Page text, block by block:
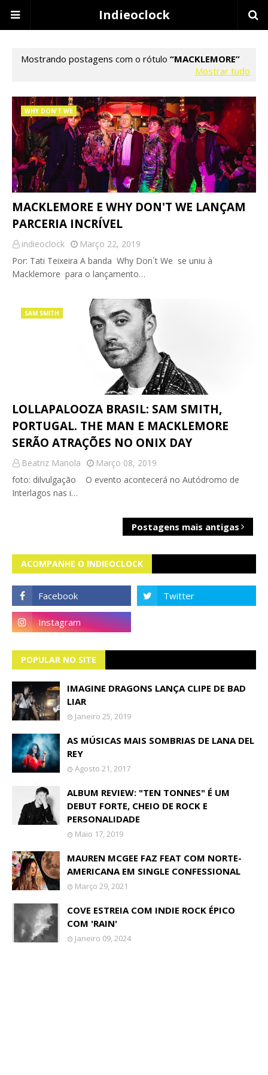
Indieoclock
Mostrando postagens com o rótulo
MACKLEMORE
Mostrar tudo
WHY DON'T WE
MACKLEMORE E WHY DON'T WE LANÇAM
PARCERIA INCRÍVEL
indieoclock
Março 22, 2019
Por: Tati Teixeira A banda Why Don´t We se uniu à
Macklemore para o lançamento…
SAM SMITH
LOLLAPALOOZA BRASIL: SAM SMITH,
PORTUGAL. THE MAN E MACKLEMORE
SERÃO ATRAÇÕES NO ONIX DAY
Beatriz Manola
Março 08, 2019
foto: dilvulgação O evento acontecerá no Autódromo de
Interlagos nas i…
Postagens mais antigas
ACOMPANHE O INDIEOCLOCK
POPULAR NO SITE
IMAGINE DRAGONS LANÇA CLIPE DE BAD
LIAR
Janeiro 25, 2019
AS MÚSICAS MAIS SOMBRIAS DE LANA DEL
REY
Agosto 21, 2017
ALBUM REVIEW: "TEN TONNES" É UM
DEBUT FORTE, CHEIO DE ROCK E
PERSONALIDADE
Maio 17, 2019
MAUREN MCGEE FAZ FEAT COM NORTE-
AMERICANA EM SINGLE CONFESSIONAL
Março 29, 2021
COVE ESTREIA COM INDIE ROCK ÉPICO
COM 'RAIN'
Janeiro 09, 2024